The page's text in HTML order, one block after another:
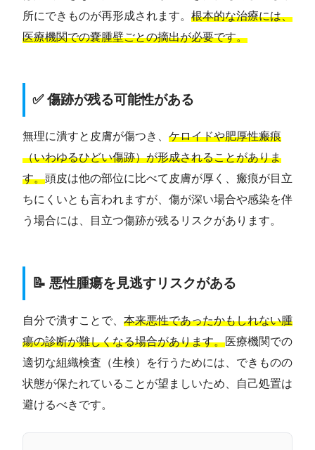
所にできものが再形成されます。 根本的な治療には、
医療機関での嚢腫壁ごとの摘出が必要です。
✅ 傷跡が残る可能性がある
無理に潰すと皮膚が傷つき、 ケロイドや肥厚性瘢痕
（いわゆるひどい傷跡）が形成されることがありま
す。頭皮は他の部位に比べて皮膚が厚く、瘢痕が目立
ちにくいとも言われますが、傷が深い場合や感染を伴
う場合には、目立つ傷跡が残るリスクがあります。
📝 悪性腫瘍を見逃すリスクがある
自分で潰すことで、 本来悪性であったかもしれない腫
瘍の診断が難しくなる場合があります。医療機関での
適切な組織検査（生検）を行うためには、できものの
状態が保たれていることが望ましいため、自己処置は
避けるべきです。